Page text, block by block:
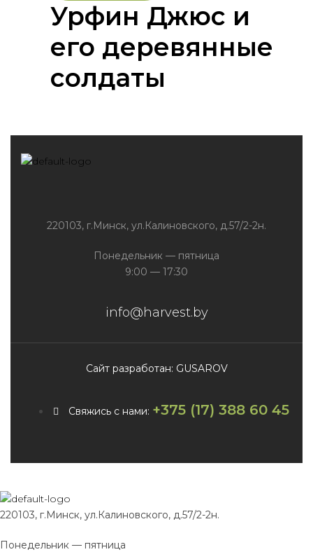
Урфин Джюс и
его деревянные
солдаты
220103, г.Минск, ул.Калиновского, д.57/2-2н.
Понедельник — пятница
9:00 — 17:30
info@harvest.by
Сайт разработан: GUSAROV
Свяжись с нами: +375 (17) 388 60 45
220103, г.Минск, ул.Калиновского, д.57/2-2н.
Понедельник — пятница